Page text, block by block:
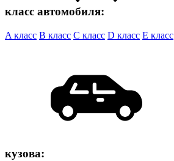
класс автомобиля:
A класс B класс C класс D класс E класс
кузова: